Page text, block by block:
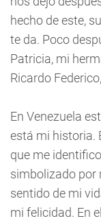
hecho de este,
te da. Poco
Patricia, mi
Ricardo
En Venezuela
está mi historia.
que me
simbolizado por
sentido de mi
mi felicidad. En